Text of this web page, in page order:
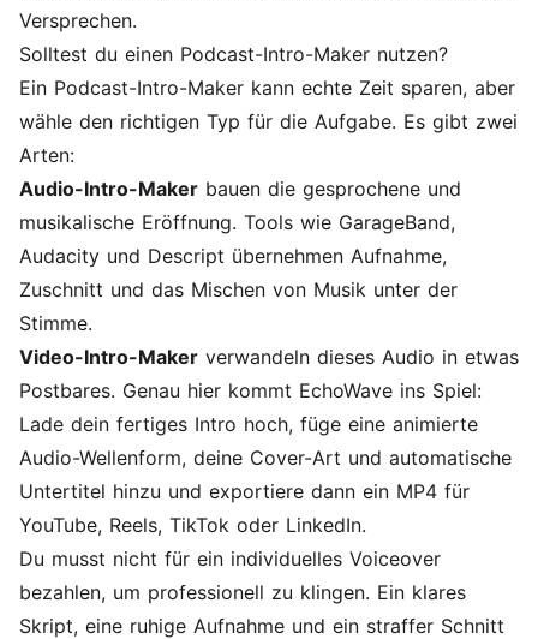
Versprechen.
Solltest du einen Podcast-Intro-Maker nutzen?
Ein Podcast-Intro-Maker kann echte Zeit sparen, aber
wähle den richtigen Typ für die Aufgabe. Es gibt zwei
Arten:
Audio-Intro-Maker bauen die gesprochene und
musikalische Eröffnung. Tools wie GarageBand,
Audacity und Descript übernehmen Aufnahme,
Zuschnitt und das Mischen von Musik unter der
Stimme.
Video-Intro-Maker verwandeln dieses Audio in etwas
Postbares. Genau hier kommt EchoWave ins Spiel:
Lade dein fertiges Intro hoch, füge eine animierte
Audio-Wellenform, deine Cover-Art und automatische
Untertitel hinzu und exportiere dann ein MP4 für
YouTube, Reels, TikTok oder LinkedIn.
Du musst nicht für ein individuelles Voiceover
bezahlen, um professionell zu klingen. Ein klares
Skript, eine ruhige Aufnahme und ein straffer Schnitt